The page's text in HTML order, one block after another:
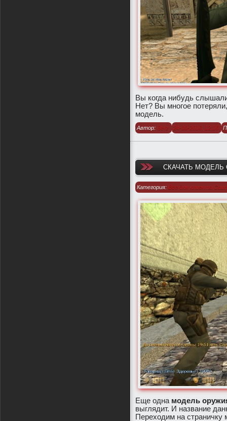
​Вы когда нибудь
Нет? Вы многое
модель.​
Автор: Berz 24-10-2016, 12:16
СКАЧАТЬ МОДЕЛЬ
Категория: Все для клиента
1.6/Модели оружия для CS 1.6
Еще одна модель
выглядит. И название
Переходим на страничку